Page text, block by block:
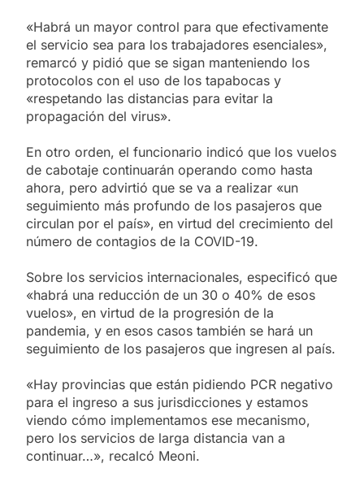
«Habrá un mayor control para que efectivamente
el servicio sea para los trabajadores esenciales»,
remarcó y pidió que se sigan manteniendo los
protocolos con el uso de los tapabocas y
«respetando las distancias para evitar la
propagación del virus».
En otro orden, el funcionario indicó que los vuelos
de cabotaje continuarán operando como hasta
ahora, pero advirtió que se va a realizar «un
seguimiento más profundo de los pasajeros que
circulan por el país», en virtud del crecimiento del
número de contagios de la COVID-19.
Sobre los servicios internacionales, especificó que
«habrá una reducción de un 30 o 40% de esos
vuelos», en virtud de la progresión de la
pandemia, y en esos casos también se hará un
seguimiento de los pasajeros que ingresen al país.
«Hay provincias que están pidiendo PCR negativo
para el ingreso a sus jurisdicciones y estamos
viendo cómo implementamos ese mecanismo,
pero los servicios de larga distancia van a
continuar…», recalcó Meoni.